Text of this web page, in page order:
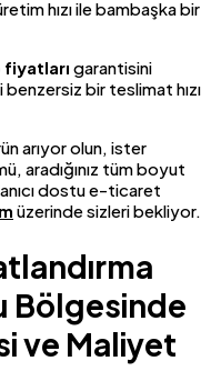
hızı ile bambaşka bir
garantisini
bir teslimat hızı
arıyor olun, ister
aradığınız tüm boyut
dostu e-ticaret
üzerinde sizleri bekliyor.
Bölgesinde
ve Maliyet